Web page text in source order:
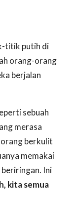
titik putih di
orang-orang
berjalan
sebuah
merasa
berkulit
memakai
beriringan. Ini
kita semua